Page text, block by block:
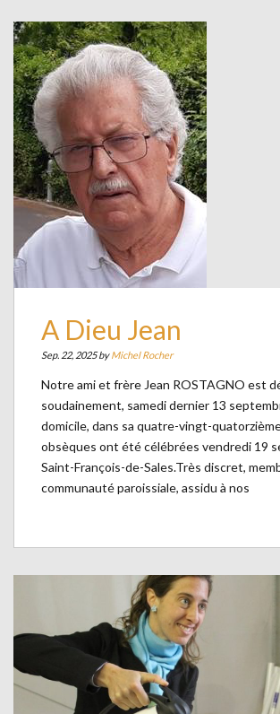
A Dieu Jean
Sep. 22, 2025 byMichel Rocher
Notre ami et frère Jean ROSTAGNO est
soudainement, samedi dernier 13
domicile, dans sa quatre-vingt-
obsèques ont été célébrées vendredi 19
Saint-François-de-Sales.Très discret,
communauté paroissiale, assidu à nos